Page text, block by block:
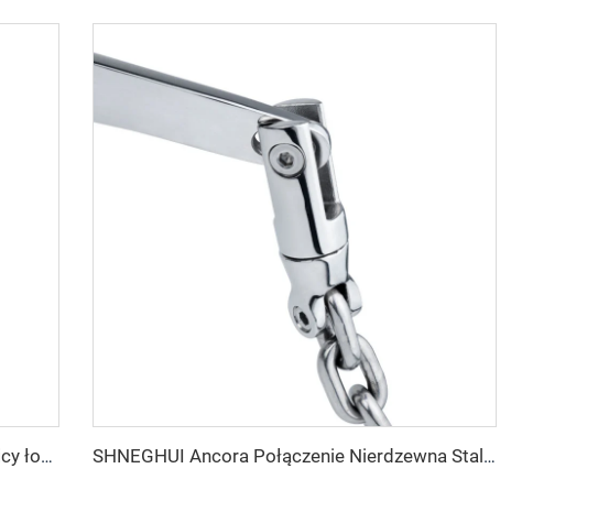
SHENGHUI Ciężki łącznik obrotowy kotwicy łodzi z nierdzewnej stali 316, obrotowy łącznik łańcucha kotwicznego o 360 stopniach, podwójny obrotowy łącznik kotwiczny SHNEGHUI Ancora Połączenie Nierdzewna Stal 316 Podwójne Łódź Ancora Łańcuch Obrotowy Połączenie Marine Hardware Akcesoria dla Łodzi